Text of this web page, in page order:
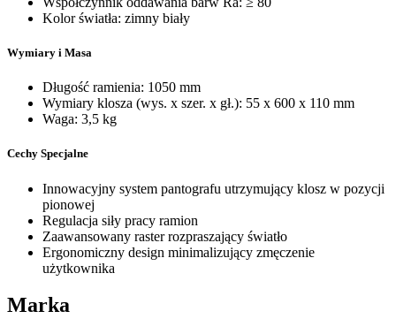
Kolor światła: zimny biały
Wymiary i Masa
Długość ramienia: 1050 mm
Wymiary klosza (wys. x szer. x gł.): 55 x 600 x 110 mm
Waga: 3,5 kg
Cechy Specjalne
Innowacyjny system pantografu utrzymujący klosz w pozycji
pionowej
Regulacja siły pracy ramion
Zaawansowany raster rozpraszający światło
Ergonomiczny design minimalizujący zmęczenie
użytkownika
Marka